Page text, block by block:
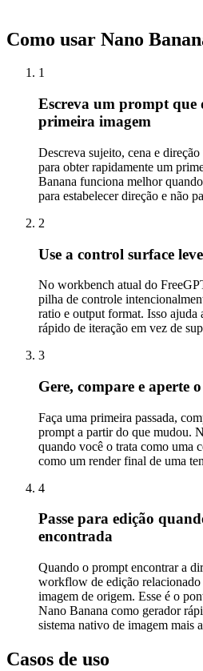
Como usar Nano
1
Escreva um prompt que
primeira imagem
Descreva sujeito, cena e
para obter rapidamente um
Banana funciona melhor
para estabelecer direção e não
2
Use a control surface
No workbench atual do
pilha de controle
ratio e output format. Isso ajuda
rápido de iteração em vez de
3
Gere, compare e aperte
Faça uma primeira passada,
prompt a partir do que mudou.
quando você o trata como uma
como um render final de uma
4
Passe para edição
encontrada
Quando o prompt encontrar a
workflow de edição
imagem de origem. Esse é o
Nano Banana como gerador
sistema nativo de imagem mais
Casos de uso